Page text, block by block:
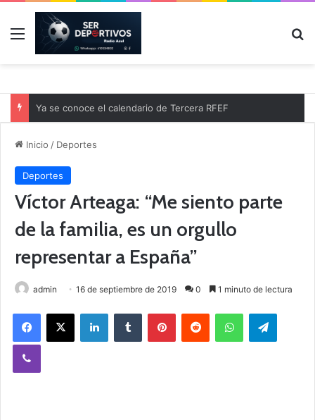
Menú
Ya se conoce el calendario de Tercera RFEF
Inicio / Deportes
Deportes
Víctor Arteaga: “Me siento parte
de la familia, es un orgullo
representar a España”
admin 16 de septiembre de 2019 0 1 minuto de lectura